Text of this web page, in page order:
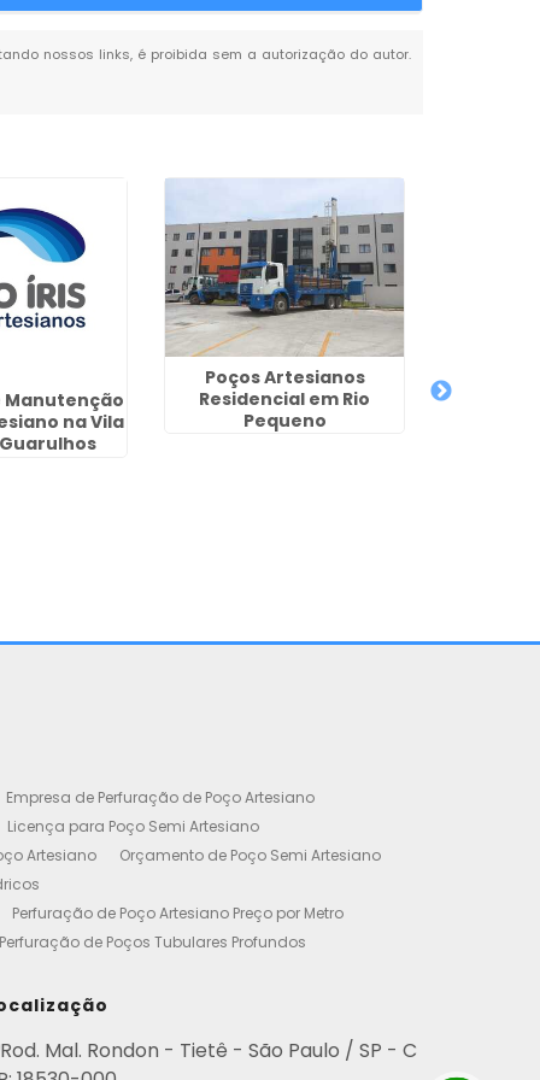
nossos links, é proibida sem a autorização do autor.
Manutenção
na Vila
Poços Artesianos
Residencial em Rio
Pequeno
Empresa de Perfuração de Poço Artesiano
Licença para Poço Semi Artesiano
Artesiano
Orçamento de Poço Semi Artesiano
Perfuração de Poço Artesiano Preço por Metro
Perfuração de Poços Tubulares Profundos
de Perfuração de Poço Artesiano
de Poço Artesiano
Rod. Mal. Rondon - Tietê - São Paulo / SP - C